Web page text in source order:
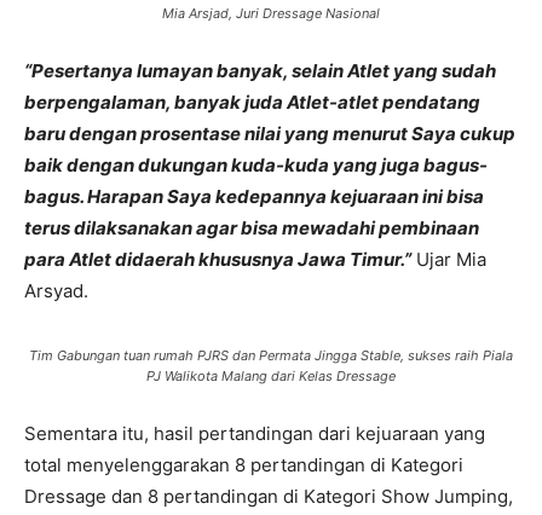
Mia Arsjad, Juri Dressage Nasional
“Pesertanya lumayan banyak, selain Atlet yang sudah
berpengalaman, banyak juda Atlet-atlet pendatang
baru dengan prosentase nilai yang menurut Saya cukup
baik dengan dukungan kuda-kuda yang juga bagus-
bagus. Harapan Saya kedepannya kejuaraan ini bisa
terus dilaksanakan agar bisa mewadahi pembinaan
para Atlet didaerah khususnya Jawa Timur.”Ujar Mia
Arsyad.
Tim Gabungan tuan rumah PJRS dan Permata Jingga Stable, sukses raih Piala
PJ Walikota Malang dari Kelas Dressage
Sementara itu, hasil pertandingan dari kejuaraan yang
total menyelenggarakan 8 pertandingan di Kategori
Dressage dan 8 pertandingan di Kategori Show Jumping,